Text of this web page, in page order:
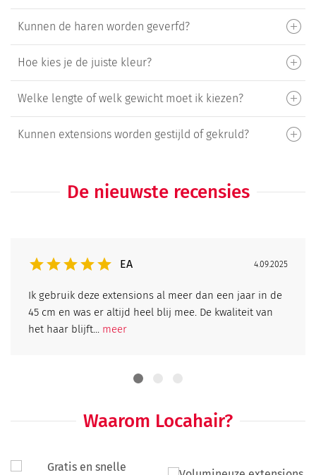
Kunnen de haren worden geverfd?
Hoe kies je de juiste kleur?
Welke lengte of welk gewicht moet ik kiezen?
Kunnen extensions worden gestijld of gekruld?
De nieuwste recensies
EA 4.09.2025
Ik gebruik deze extensions al meer dan een jaar in de
45 cm en was er altijd heel blij mee. De kwaliteit van
het haar blijft... meer
Waarom Locahair?